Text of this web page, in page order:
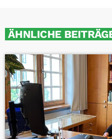
ÄHNLICHE